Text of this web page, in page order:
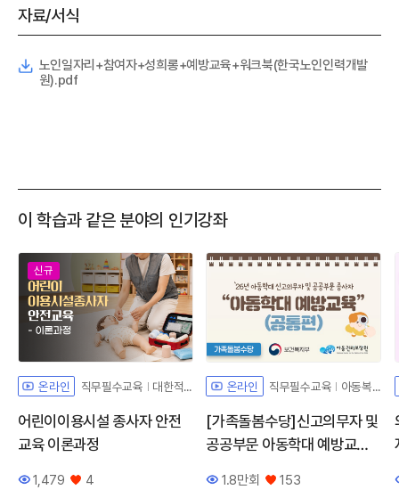
자료/서식
노인일자리+참여자+성희롱+예방교육+워크북(한국노인인력개발
원).pdf
이 학습과 같은 분야의 인기강좌
신규
온라인 직무필수교육 대한적십자사
어린이이용시설 종사자 안전
교육 이론과정
조회수
1,479
좋아요
4
온라인 직무필수교육 아동복지법해설
[가족돌봄수당]신고의무자 및
공공부문 아동학대 예방교육
조회수
1.8만회
좋아요
153